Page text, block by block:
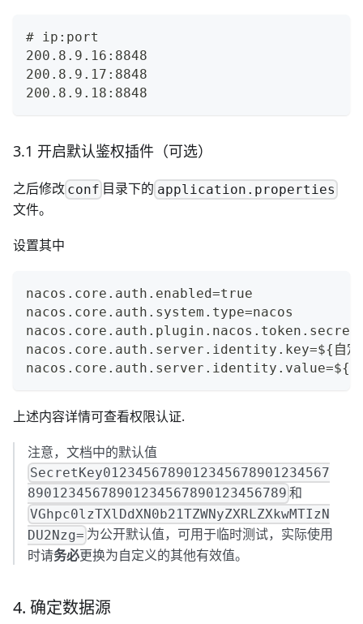
# ip:port
200.8.9.16:8848
200.8.9.17:8848
200.8.9.18:8848
3.1 开启默认鉴权插件（可选）
之后修改 conf 目录下的 application.properties
文件。
设置其中
nacos.core.auth.enabled=true
nacos.core.auth.system.type=nacos
nacos.core.auth.server.identity.key=${自定义
nacos.core.auth.server.identity.value=${自定
上述内容详情可查看权限认证.
注意，文档中的默认值
SecretKey0123456789012345678901234567
89012345678901234567890123456789 和
VGhpc0lzTXlDdXN0b21TZWNyZXRLZXkwMTIzN
DU2Nzg= 为公开默认值，可用于临时测试，实际使用
时请务必更换为自定义的其他有效值。
4. 确定数据源